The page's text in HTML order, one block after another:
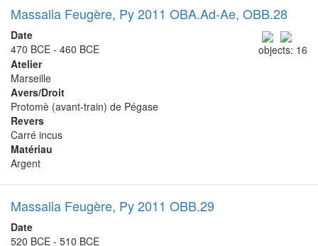
Massalia Feugère, Py 2011 OBA.Ad-Ae, OBB.28
objects: 16
Date
470 BCE - 460 BCE
Atelier
Marseille
Avers/Droit
Protomè (avant-train) de Pégase
Revers
Carré incus
Matériau
Argent
Massalia Feugère, Py 2011 OBB.29
Date
520 BCE - 510 BCE